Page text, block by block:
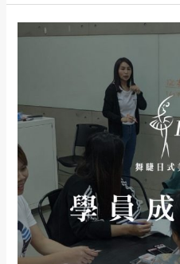
推
美
睫
教
學
全
科
班